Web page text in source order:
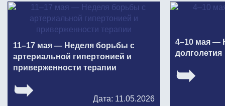
11–17 мая — Неделя борьбы с
артериальной гипертонией и
приверженности терапии
Дата: 11.05.2026
4–10 мая —
долголетия